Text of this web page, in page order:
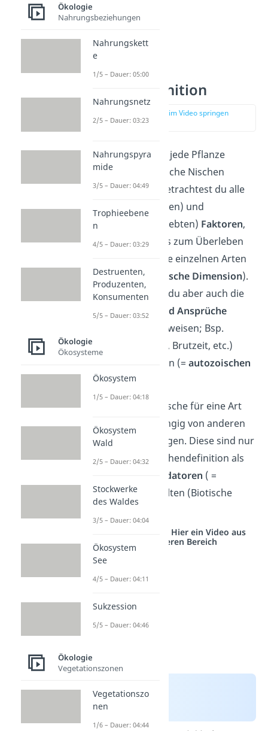
Nischendefinition
zur Stelle im Video springen
(01:04)
Für jedes Tier oder jede Pflanze
kannst du ökologische Nischen
definieren. Dazu betrachtest du alle
biotischen
(belebten) und
abiotischen
(unbelebten) Faktoren,
die ein Organismus zum Überleben
braucht und wie die einzelnen Arten
diese nutzen (=
ökische Dimension).
Gleichzeitig musst du aber auch die
Charakteristika und Ansprüche
(Verhalten, Lebensweisen; Bsp.
Fortbewegungsart, Brutzeit, etc.)
einer Art betrachten (=autozoischen
Dimension).
Die ökologische Nische für eine Art
kannst du unabhängig von anderen
Organismen festlegen. Diese sind nur
indirekt in der Nischendefinition als
Prädatoren ( =
Fressfeinde) enthalten (Biotische
Studyflix vernetzt: Hier ein Video aus
einem anderen Bereich
Ökologie
Nahrungsbeziehungen
Nahrungskett
e
1/5 – Dauer: 05:00
Nahrungsnetz
2/5 – Dauer: 03:23
Nahrungspyra
mide
3/5 – Dauer: 04:49
Trophieebene
n
4/5 – Dauer: 03:29
Destruenten,
Produzenten,
Konsumenten
5/5 – Dauer: 03:52
Ökologie
Ökosysteme
Ökosystem
1/5 – Dauer: 04:18
Ökosystem
Wald
2/5 – Dauer: 04:32
Stockwerke
des Waldes
3/5 – Dauer: 04:04
Ökosystem
See
4/5 – Dauer: 04:11
Sukzession
5/5 – Dauer: 04:46
Ökologie
Vegetationszonen
Vegetationszo
nen
1/6 – Dauer: 04:44